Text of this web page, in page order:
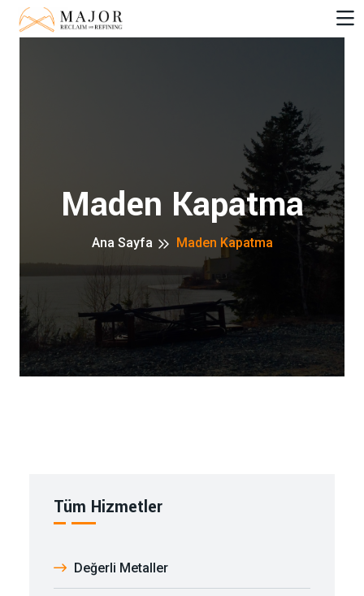
Maden Kapatma
Ana Sayfa Maden Kapatma
Tüm Hizmetler
Değerli Metaller